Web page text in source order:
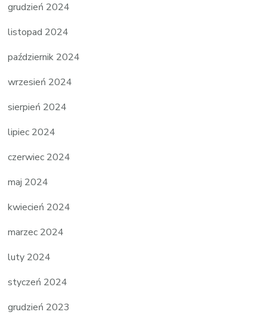
grudzień 2024
listopad 2024
październik 2024
wrzesień 2024
sierpień 2024
lipiec 2024
czerwiec 2024
maj 2024
kwiecień 2024
marzec 2024
luty 2024
styczeń 2024
grudzień 2023